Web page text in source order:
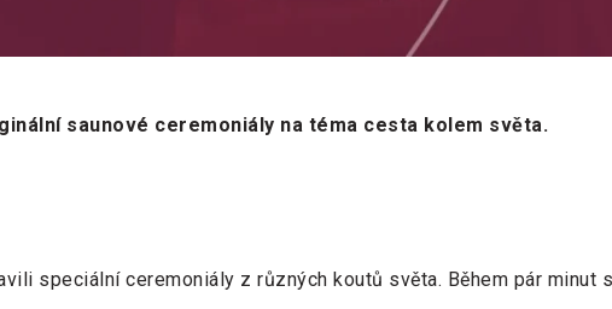
saunové ceremoniály na téma cesta kolem světa.
speciální ceremoniály z různých koutů světa. Během pár minut